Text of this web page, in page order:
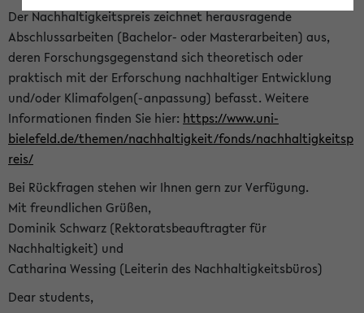
Der Nachhaltigkeitspreis zeichnet herausragende
Abschlussarbeiten (Bachelor- oder Masterarbeiten) aus,
deren Forschungsgegenstand sich theoretisch oder
praktisch mit der Erforschung nachhaltiger Entwicklung
und/oder Klimafolgen(-anpassung) befasst. Weitere
Informationen finden Sie hier: https://www.uni-
bielefeld.de/themen/nachhaltigkeit/fonds/nachhaltigkeitsp
reis/
Bei Rückfragen stehen wir Ihnen gern zur Verfügung.
Mit freundlichen Grüßen,
Dominik Schwarz (Rektoratsbeauftragter für
Nachhaltigkeit) und
Catharina Wessing (Leiterin des Nachhaltigkeitsbüros)
Dear students,